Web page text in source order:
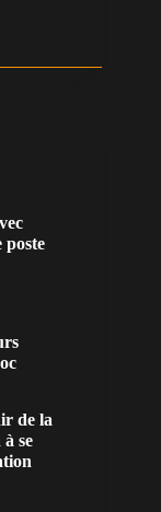
poste
de la
se